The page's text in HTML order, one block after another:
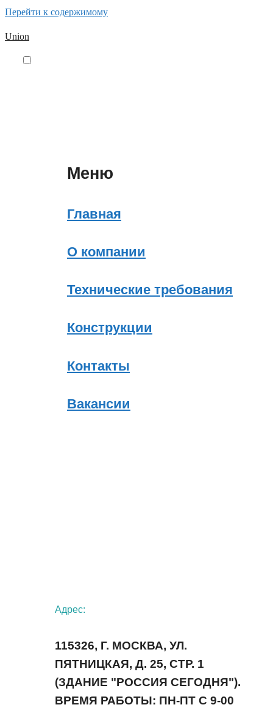
Перейти к содержимому
Union
Меню
Главная
О компании
Технические требования
Конструкции
Контакты
Вакансии
Адрес:
115326, Г. МОСКВА, УЛ.
ПЯТНИЦКАЯ, Д. 25, СТР. 1
(ЗДАНИЕ "РОССИЯ СЕГОДНЯ").
ВРЕМЯ РАБОТЫ: ПН-ПТ С 9-00